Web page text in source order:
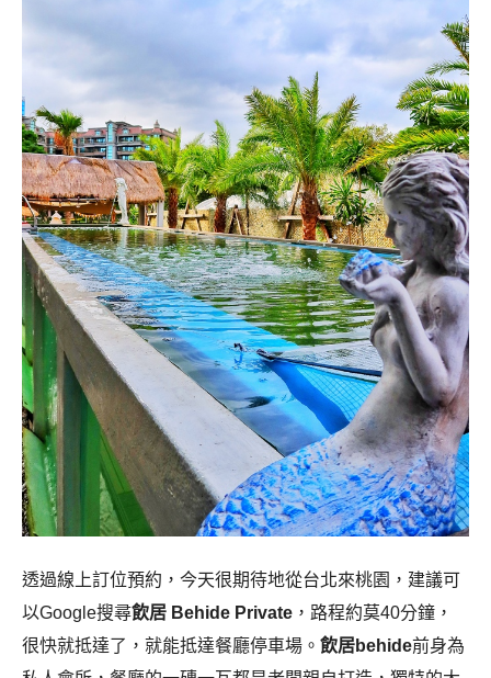
透過線上訂位預約，今天很期待地從台北來桃園，建議可
以Google搜尋飲居 Behide Private ，路程約莫40分鐘，
很快就抵達了，就能抵達餐廳停車場。 飲居behide前身為